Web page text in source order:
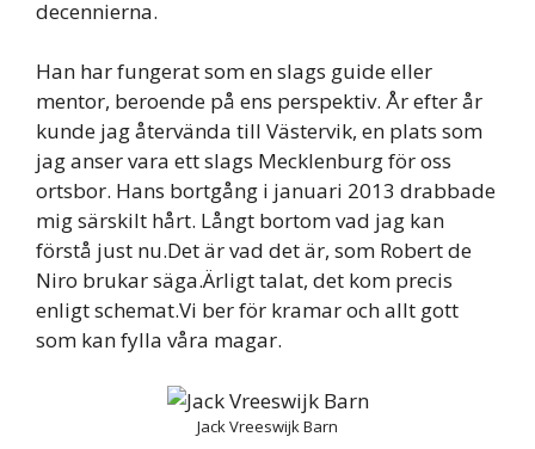
decennierna.
Han har fungerat som en slags guide eller
mentor, beroende på ens perspektiv. År efter år
kunde jag återvända till Västervik, en plats som
jag anser vara ett slags Mecklenburg för oss
ortsbor. Hans bortgång i januari 2013 drabbade
mig särskilt hårt. Långt bortom vad jag kan
förstå just nu.Det är vad det är, som Robert de
Niro brukar säga.Ärligt talat, det kom precis
enligt schemat.Vi ber för kramar och allt gott
som kan fylla våra magar.
Jack Vreeswijk Barn